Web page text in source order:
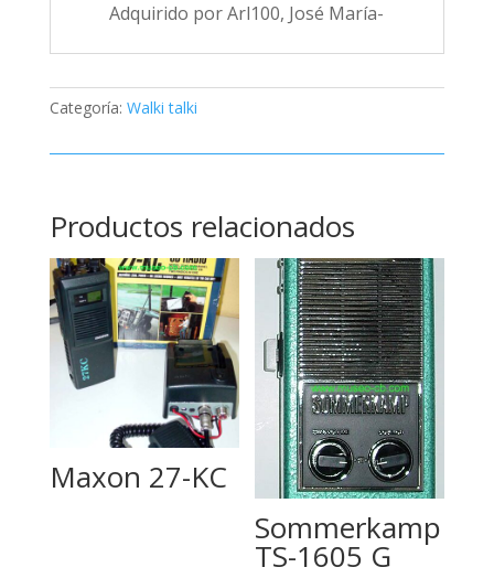
Adquirido por Arl100, José María-
Categoría: Walki talki
Productos relacionados
Maxon 27-KC
Sommerkamp
TS-1605 G